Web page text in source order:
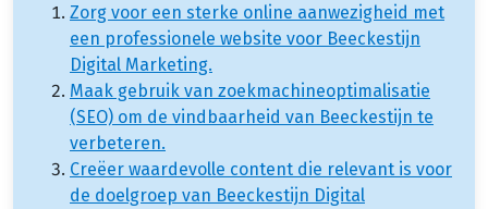
Zorg voor een sterke online aanwezigheid met
een professionele website voor Beeckestijn
Digital Marketing.
Maak gebruik van zoekmachineoptimalisatie
(SEO) om de vindbaarheid van Beeckestijn te
verbeteren.
Creëer waardevolle content die relevant is voor
de doelgroep van Beeckestijn Digital